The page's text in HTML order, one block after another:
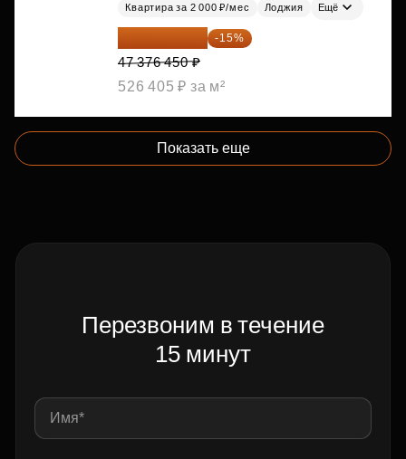
Квартира за 2 000 ₽/мес Лоджия Ещё
40 269 983 ₽ -15%
47 376 450 ₽
526 405 ₽ за м²
Показать еще
Перезвоним в течение
15 минут